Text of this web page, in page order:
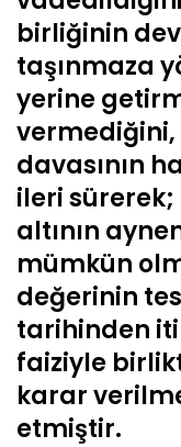
birliğinin
taşınmaza
yerine
davasının
ileri
altının
mümkün
değerinin
tarihinden
faiziyle
karar
etmiştir.